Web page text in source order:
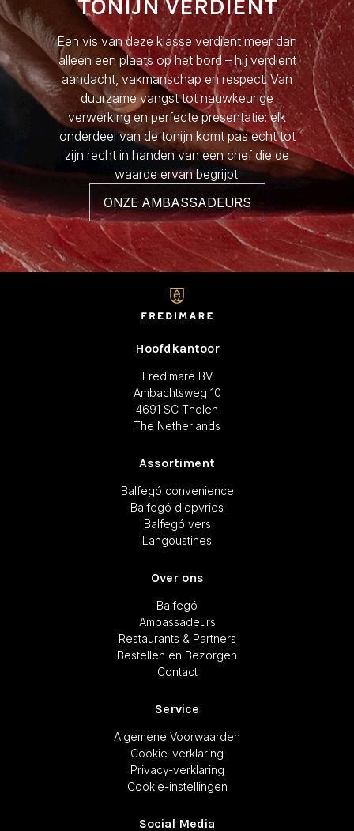
TONIJN VERDIENT
Een vis van deze klasse verdient meer dan
alleen een plaats op het bord – hij verdient
aandacht, vakmanschap en respect. Van
duurzame vangst tot nauwkeurige
verwerking en perfecte presentatie: elk
onderdeel van de tonijn komt pas echt tot
zijn recht in handen van een chef die de
waarde ervan begrijpt.
ONZE AMBASSADEURS
Hoofdkantoor
Fredimare BV
Ambachtsweg 10
4691 SC Tholen
The Netherlands
Assortiment
Balfegó convenience
Balfegó diepvries
Balfegó vers
Langoustines
Over ons
Balfegó
Ambassadeurs
Restaurants & Partners
Bestellen en Bezorgen
Contact
Service
Algemene Voorwaarden
Cookie-verklaring
Privacy-verklaring
Cookie-instellingen
Social Media